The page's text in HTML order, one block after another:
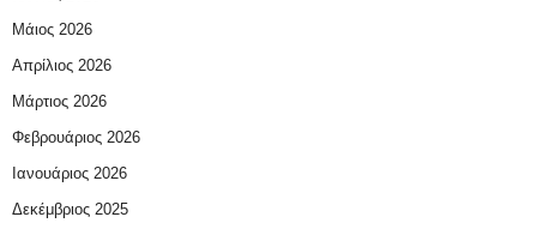
Μάιος 2026
Απρίλιος 2026
Μάρτιος 2026
Φεβρουάριος 2026
Ιανουάριος 2026
Δεκέμβριος 2025